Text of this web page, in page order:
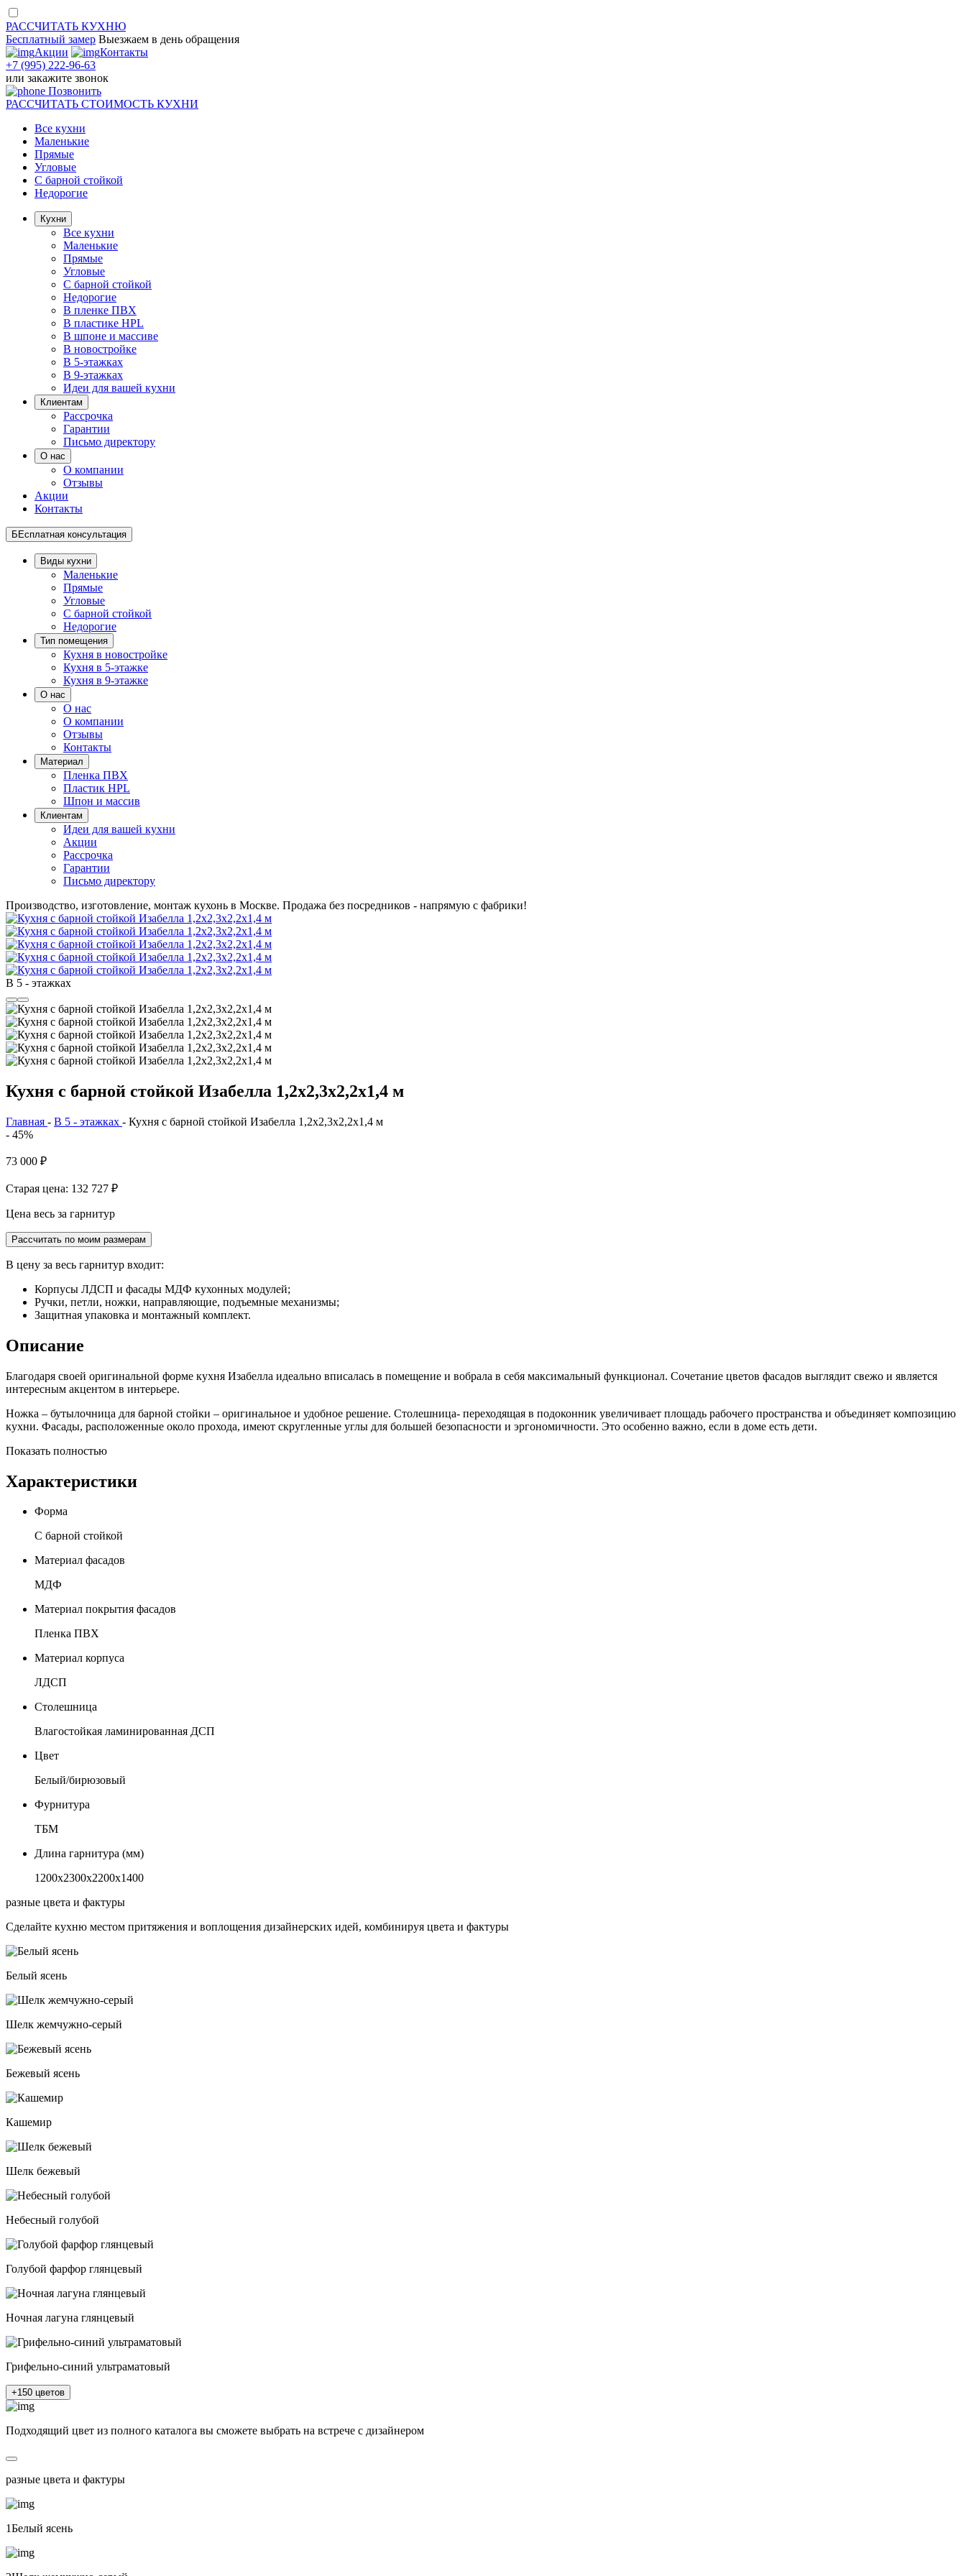
РАССЧИТАТЬ КУХНЮ
Бесплатный замер Выезжаем в день обращения
Акции
Контакты
+7 (995) 222-96-63
или закажите звонок
Позвонить
РАССЧИТАТЬ СТОИМОСТЬ КУХНИ
Все кухни
Маленькие
Прямые
Угловые
С барной стойкой
Недорогие
Кухни
Все кухни
Маленькие
Прямые
Угловые
С барной стойкой
Недорогие
В пленке ПВХ
В пластике HPL
В шпоне и массиве
В новостройке
В 5-этажках
В 9-этажках
Идеи для вашей кухни
Клиентам
Рассрочка
Гарантии
Письмо директору
О нас
О компании
Отзывы
Акции
Контакты
БЕсплатная консультация
Виды кухни
Маленькие
Прямые
Угловые
С барной стойкой
Недорогие
Тип помещения
Кухня в новостройке
Кухня в 5-этажке
Кухня в 9-этажке
О нас
О нас
О компании
Отзывы
Контакты
Материал
Пленка ПВХ
Пластик HPL
Шпон и массив
Клиентам
Идеи для вашей кухни
Акции
Рассрочка
Гарантии
Письмо директору
Производство, изготовление, монтаж кухонь в Москве. Продажа без посредников - напрямую с фабрики!
В 5 - этажках
Кухня с барной стойкой Изабелла 1,2х2,3х2,2х1,4 м
Главная - В 5 - этажках - Кухня с барной стойкой Изабелла 1,2х2,3х2,2х1,4 м
- 45%
73 000 ₽
Старая цена: 132 727 ₽
Цена весь за гарнитур
Рассчитать по моим размерам
В цену за весь гарнитур входит:
Корпусы ЛДСП и фасады МДФ кухонных модулей;
Ручки, петли, ножки, направляющие, подъемные механизмы;
Защитная упаковка и монтажный комплект.
Описание
Благодаря своей оригинальной форме кухня Изабелла идеально вписалась в помещение и вобрала в себя максимальный функционал. Сочетание цветов фасадов выглядит свежо и является
интересным акцентом в интерьере.
Ножка – бутылочница для барной стойки – оригинальное и удобное решение. Столешница- переходящая в подоконник увеличивает площадь рабочего пространства и объединяет композицию
кухни. Фасады, расположенные около прохода, имеют скругленные углы для большей безопасности и эргономичности. Это особенно важно, если в доме есть дети.
Показать полностью
Характеристики
Форма
С барной стойкой
Материал фасадов
МДФ
Материал покрытия фасадов
Пленка ПВХ
Материал корпуса
ЛДСП
Столешница
Влагостойкая ламинированная ДСП
Цвет
Белый/бирюзовый
Фурнитура
ТБМ
Длина гарнитура (мм)
1200х2300х2200х1400
разные цвета и фактуры
Сделайте кухню местом притяжения и воплощения дизайнерских идей, комбинируя цвета и фактуры
Белый ясень
Шелк жемчужно-серый
Бежевый ясень
Кашемир
Шелк бежевый
Небесный голубой
Голубой фарфор глянцевый
Ночная лагуна глянцевый
Грифельно-синий ультраматовый
+150 цветов
Подходящий цвет из полного каталога вы сможете выбрать на встрече с дизайнером
разные цвета и фактуры
1Белый ясень